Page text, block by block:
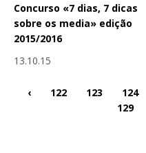
Concurso «7 dias, 7 dicas
sobre os media» edição
2015/2016
13.10.15
‹ 122 123 124
129